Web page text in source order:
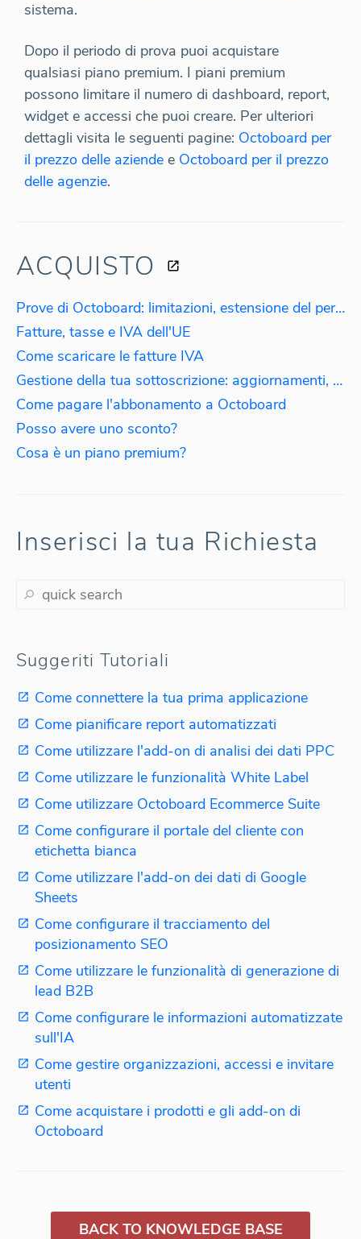
sistema.
Dopo il periodo di prova puoi acquistare
qualsiasi piano premium. I piani premium
possono limitare il numero di dashboard, report,
widget e accessi che puoi creare. Per ulteriori
dettagli visita le seguenti pagine: Octoboard per
il prezzo delle aziende e Octoboard per il prezzo
delle agenzie.
ACQUISTO
Prove di Octoboard: limitazioni, estensione del periodo di prova
Fatture, tasse e IVA dell'UE
Come scaricare le fatture IVA
Gestione della tua sottoscrizione: aggiornamenti, downgrade, riattivazioni
Come pagare l'abbonamento a Octoboard
Posso avere uno sconto?
Cosa è un piano premium?
Inserisci la tua Richiesta
Suggeriti Tutoriali
Come connettere la tua prima applicazione
Come pianificare report automatizzati
Come utilizzare l'add-on di analisi dei dati PPC
Come utilizzare le funzionalità White Label
Come utilizzare Octoboard Ecommerce Suite
Come configurare il portale del cliente con
etichetta bianca
Come utilizzare l'add-on dei dati di Google
Sheets
Come configurare il tracciamento del
posizionamento SEO
Come utilizzare le funzionalità di generazione di
lead B2B
Come configurare le informazioni automatizzate
sull'IA
Come gestire organizzazioni, accessi e invitare
utenti
Come acquistare i prodotti e gli add-on di
Octoboard
BACK TO KNOWLEDGE BASE